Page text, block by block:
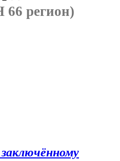
регион)
заключённому